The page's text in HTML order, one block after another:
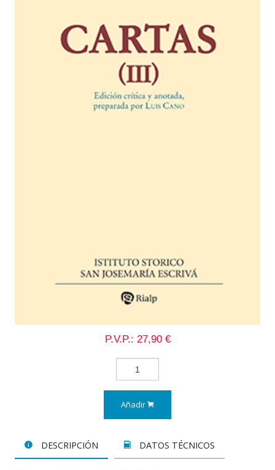
P.V.P.: 27,90 €
Añadir
DESCRIPCIÓN DATOS TÉCNICOS